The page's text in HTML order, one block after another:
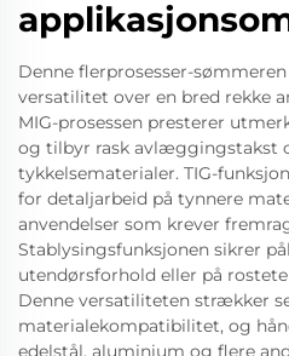
Denne flerprosesser-
versatilitet over en bred rekke
MIG-prosessen presterer
og tilbyr rask avlæggingstakst
tykkelsematerialer. TIG-
for detaljarbeid på tynnere
anvendelser som krever
Stablysingsfunksjonen sikrer
utendørsforhold eller på
Denne versatiliteten strækker
materialekompatibilitet, og
edelstål, aluminium og flere